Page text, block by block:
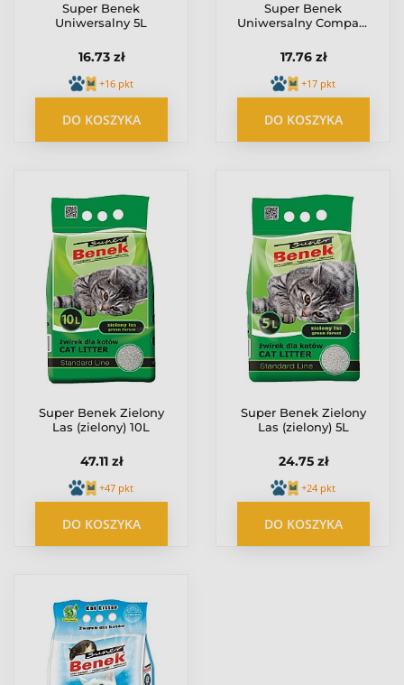
Super Benek
Uniwersalny 5L
16.73 zł
+16 pkt
DO KOSZYKA
Super Benek
Uniwersalny Compact
17.76 zł
+17 pkt
DO KOSZYKA
Super Benek Zielony
Las (zielony) 10L
47.11 zł
+47 pkt
DO KOSZYKA
Super Benek Zielony
Las (zielony) 5L
24.75 zł
+24 pkt
DO KOSZYKA